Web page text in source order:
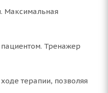
Максимальная
Тренажер
терапии, позволяя